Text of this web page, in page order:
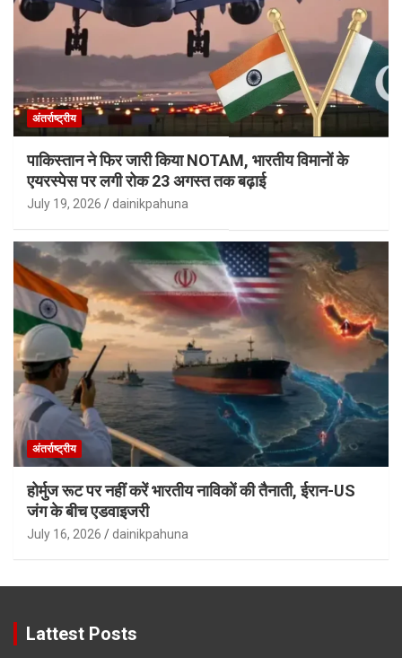
अंतर्राष्ट्रीय
पाकिस्तान ने फिर जारी किया NOTAM, भारतीय विमानों के
एयरस्पेस पर लगी रोक 23 अगस्त तक बढ़ाई
July 19, 2026 dainikpahuna
अंतर्राष्ट्रीय
होर्मुज रूट पर नहीं करें भारतीय नाविकों की तैनाती, ईरान-US
जंग के बीच एडवाइजरी
July 16, 2026 dainikpahuna
Lattest Posts